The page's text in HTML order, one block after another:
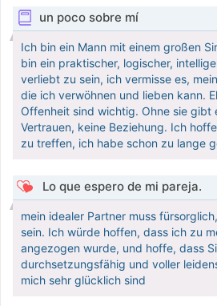
un poco sobre mí
Ich bin ein Mann mit einem großen
bin ein praktischer, logischer,
verliebt zu sein, ich vermisse es,
die ich verwöhnen und lieben kann.
Offenheit sind wichtig. Ohne sie gibt
Vertrauen, keine Beziehung. Ich
zu treffen, ich habe schon zu lange
Lo que espero de mi pareja.
mein idealer Partner muss
sein. Ich würde hoffen, dass ich zu
angezogen wurde, und hoffe, dass
durchsetzungsfähig und voller
mich sehr glücklich sind